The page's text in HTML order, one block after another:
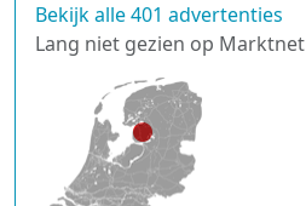
Bekijk alle 401 advertenties
Lang niet gezien op Marktnet